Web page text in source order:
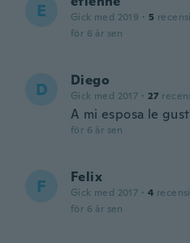
E Gick med 2019 · 5
för 6 år sen
D Diego
Gick med 2017 · 27
A mi esposa le
för 6 år sen
F Felix
Gick med 2017 · 4
för 6 år sen